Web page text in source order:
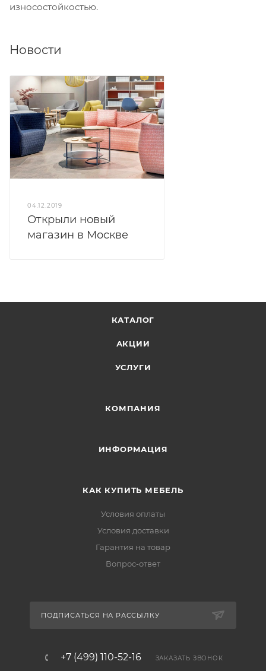
износостойкостью.
Новости
04.12.2019
Открыли новый
магазин в Москве
КАТАЛОГ
АКЦИИ
УСЛУГИ
КОМПАНИЯ
ИНФОРМАЦИЯ
КАК КУПИТЬ МЕБЕЛЬ
Условия оплаты
Условия доставки
Гарантия на товар
Вопрос-ответ
ПОДПИСАТЬСЯ НА РАССЫЛКУ
+7 (499) 110-52-16 ЗАКАЗАТЬ ЗВОНОК